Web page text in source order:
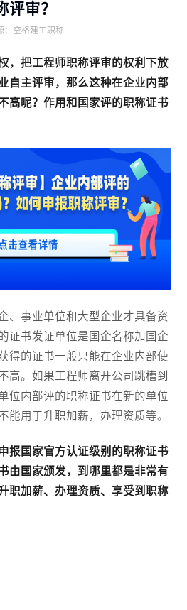
评审？
： 空格建工职称
，把工程师职称评审的权利下放
自主评审，那么这种在企业内部
高呢？作用和国家评的职称证书
、事业单位和大型企业才具备资
证书发证单位是国企名称加国企
得的证书一般只能在企业内部使
高。如果工程师离开公司跳槽到
位内部评的职称证书在新的单位
能用于升职加薪，办理资质等。
报国家官方认证级别的职称证书
由国家颁发，到哪里都是非常有
职加薪、办理资质、享受到职称